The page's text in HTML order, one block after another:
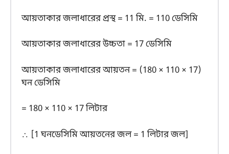
আয়তাকার জলাধারের প্রস্থ = 11 মি. = 110 ডেসিমি
আয়তাকার জলাধারের উচ্চতা = 17 ডেসিমি
আয়তাকার জলাধারের আয়তন = (180 × 110 × 17)
ঘন ডেসিমি
= 180 × 110 × 17 লিটার
∴ [1 ঘনডেসিমি আয়তনের জল = 1 লিটার জল]